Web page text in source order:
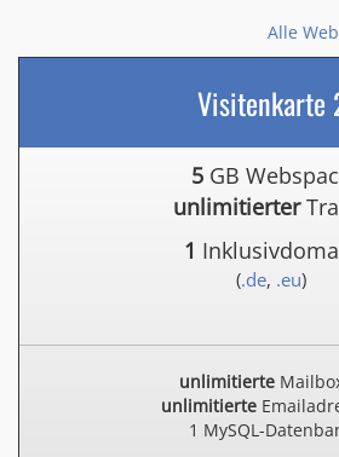
Alle
Visitenkarte
5 GB
unlimitierter
1
(.de, .eu)
unlimitierte
unlimitierte
1 MySQL-